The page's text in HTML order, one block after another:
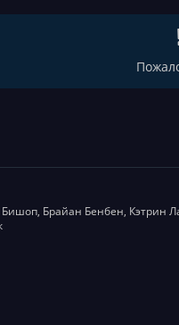
Брайан Бенбен, Кэтрин